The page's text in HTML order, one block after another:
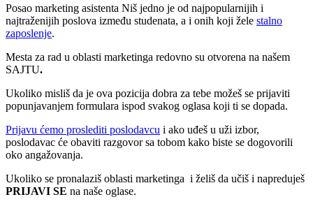
Posao marketing asistenta Niš jedno je od najpopularnijih i
najtraženijih poslova između studenata, a i onih koji žele stalno
zaposlenje.
Mesta za rad u oblasti marketinga redovno su otvorena na našem
SAJTU.
Ukoliko misliš da je ova pozicija dobra za tebe možeš se prijaviti
popunjavanjem formulara ispod svakog oglasa koji ti se dopada.
Prijavu ćemo proslediti poslodavcu i ako uđeš u uži izbor,
poslodavac će obaviti razgovor sa tobom kako biste se dogovorili
oko angažovanja.
Ukoliko se pronalaziš oblasti marketinga i želiš da učiš i napreduješ
PRIJAVI SE na naše oglase.